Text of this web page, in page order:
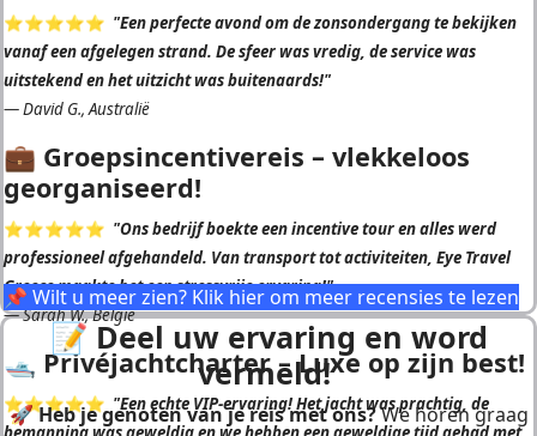
⭐️⭐️⭐️⭐️⭐️ "Een perfecte avond om de zonsondergang te bekijken
vanaf een afgelegen strand. De sfeer was vredig, de service was
uitstekend en het uitzicht was buitenaards!"
—David G., Australië
💼 Groepsincentivereis – vlekkeloos
georganiseerd!
⭐️⭐️⭐️⭐️⭐️ "Ons bedrijf boekte een incentive tour en alles werd
professioneel afgehandeld. Van transport tot activiteiten, Eye Travel
Greece maakte het een stressvrije ervaring!"
—Sarah W., België
🛥️ Privéjachtcharter – Luxe op zijn best!
⭐️⭐️⭐️⭐️⭐️ "Een echte VIP-ervaring! Het jacht was prachtig, de
📌 Wilt u meer zien? Klik hier om meer recensies te lezen
📝 Deel uw ervaring en word
vermeld!
🚀Heb je genoten van je reis met ons?We horen graag